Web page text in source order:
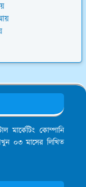
মার্কেটিং কোম্পানি
শিখুন ০৩ মাসের লিখিত